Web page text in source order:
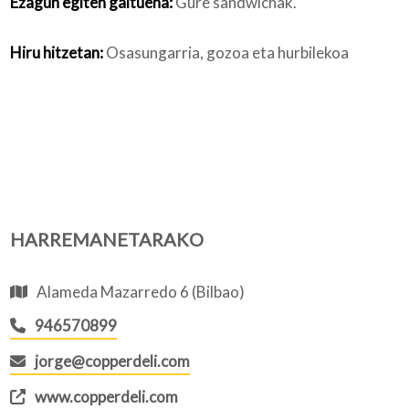
Hiru hitzetan:Osasungarria, gozoa eta hurbilekoa
HARREMANETARAKO
Alameda Mazarredo 6 (Bilbao)
946570899
jorge@copperdeli.com
www.copperdeli.com